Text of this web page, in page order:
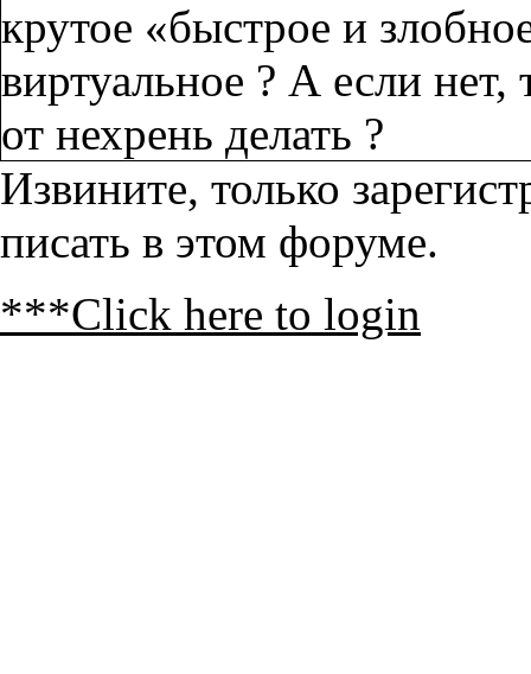
крутое «быстрое и
виртуальное ? А если нет,
от нехрень делать ?
Извините, только
писать в этом форуме.
***Click here to login